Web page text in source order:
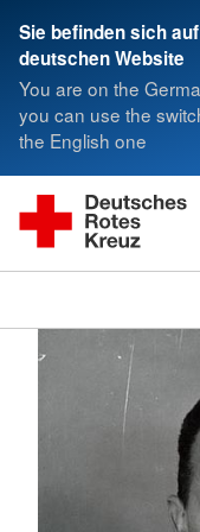
Sie befinden sich
deutschen Website
You are on the
you can use the
the English one